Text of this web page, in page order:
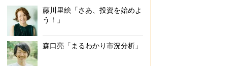
藤川里絵「さあ、投資を始めよ
う！」
森口亮「まるわかり市況分析」